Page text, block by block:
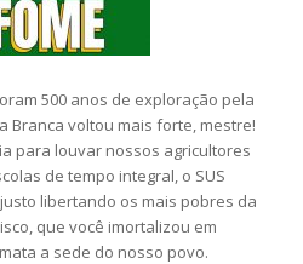
500 anos de exploração pela
Branca voltou mais forte, mestre!
para louvar nossos agricultores
de tempo integral, o SUS
libertando os mais pobres da
que você imortalizou em
a sede do nosso povo.